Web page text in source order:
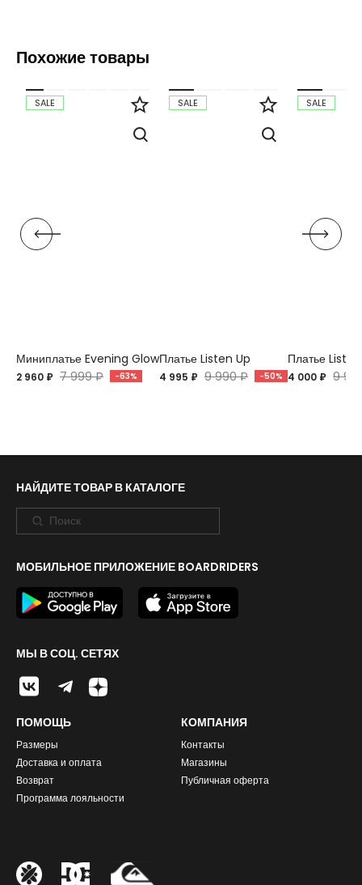
Похожие товары
SALE
Миниплатье Evening Glow
2 960 ₽ 7 999 ₽ -63%
SALE
Платье Listen Up
4 995 ₽ 9 990 ₽ -50%
SALE
Платье
4 000 ₽ 9
НАЙДИТЕ ТОВАР В КАТАЛОГЕ
МОБИЛЬНОЕ ПРИЛОЖЕНИЕ BOARDRIDERS
МЫ В СОЦ. СЕТЯХ
ПОМОЩЬ
Размеры
Доставка и оплата
Возврат
Программа лояльности
КОМПАНИЯ
Контакты
Магазины
Публичная оферта